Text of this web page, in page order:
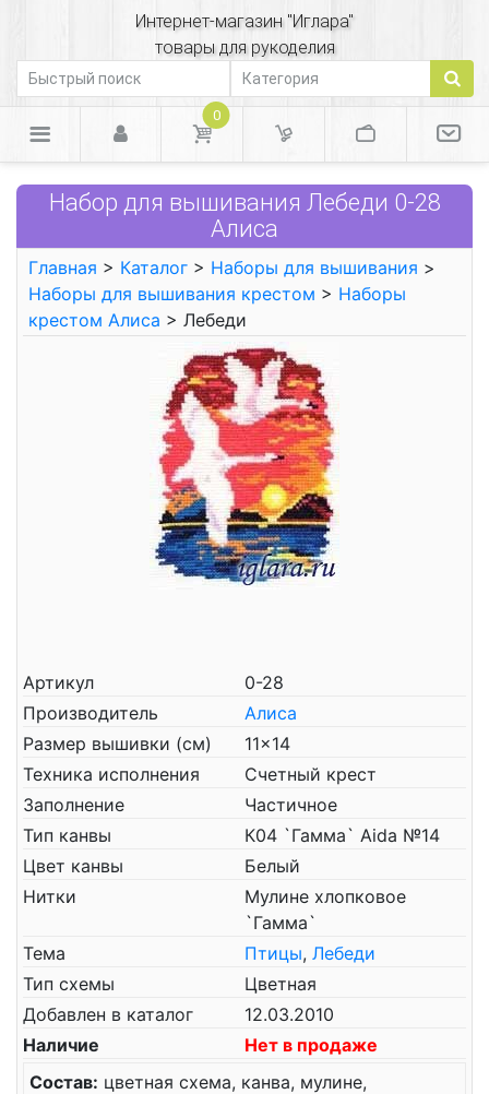
Интернет-магазин "Иглара"
товары для рукоделия
0
Набор для вышивания Лебеди 0-28
Алиса
Главная > Каталог > Наборы для вышивания >
Наборы для вышивания крестом > Наборы
крестом Алиса > Лебеди
Артикул
0-28
Производитель
Алиса
Размер вышивки (см)
11x14
Техника исполнения
Счетный крест
Заполнение
Частичное
Тип канвы
К04 `Гамма` Aida №14
Цвет канвы
Белый
Нитки
Мулине хлопковое
`Гамма`
Тема
Птицы, Лебеди
Тип схемы
Цветная
Добавлен в каталог
12.03.2010
Наличие
Нет в продаже
Состав: цветная схема, канва, мулине,